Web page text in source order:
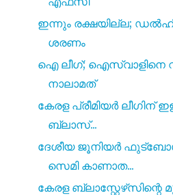
ഇന്നും രക്ഷയില്ല;
ശരണം
ഐ ലീഗ്; ഐസ്വാളിനെ
നാലാമത്
കേരള പ്രീമിയർ ലീഗിന്
ബ്ലാസ്...
ദേശീയ ജൂനിയർ
സെമി കാണാത...
കേരള ബ്ലാസ്റ്റേഴ്‌സിന്റെ